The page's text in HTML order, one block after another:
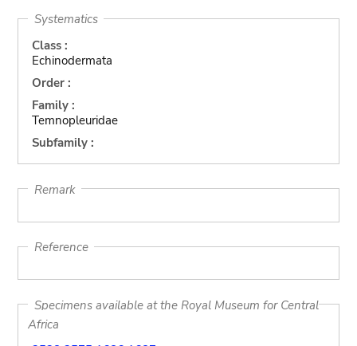
Systematics
Class :
Echinodermata
Order :
Family :
Temnopleuridae
Subfamily :
Remark
Reference
Specimens available at the Royal Museum for Central
Africa